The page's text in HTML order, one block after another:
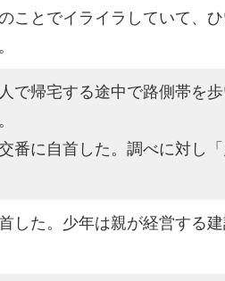
ことでイライラしていて、
で帰宅する途中で路側帯を
番に自首した。調べに対し
した。少年は親が経営する